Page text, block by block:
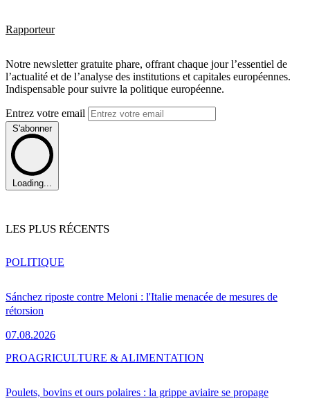
Rapporteur
Notre newsletter gratuite phare, offrant chaque jour l’essentiel de
l’actualité et de l’analyse des institutions et capitales européennes.
Indispensable pour suivre la politique européenne.
Entrez votre email
S'abonner
Loading...
LES PLUS RÉCENTS
Sánchez riposte contre Meloni : l'Italie menacée de mesures de
rétorsion
07.08.2026
POLITIQUE
Poulets, bovins et ours polaires : la grippe aviaire se propage
PROAGRICULTURE & ALIMENTATION